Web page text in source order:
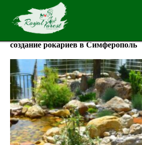
создание рокариев в Симферополь